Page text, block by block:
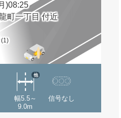
)08:25
町一丁目 付近
(1)
幅5.5～
9.0m
他
信号なし